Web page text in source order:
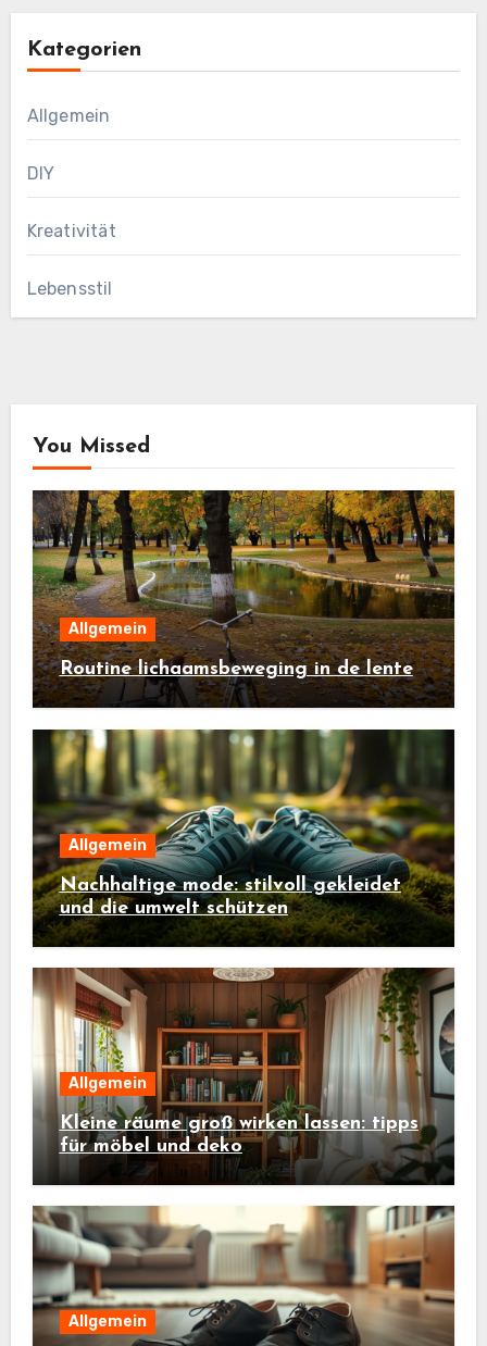
Kategorien
Allgemein
DIY
Kreativität
Lebensstil
You Missed
Allgemein
Routine lichaamsbeweging in de lente
Allgemein
Nachhaltige mode: stilvoll gekleidet
und die umwelt schützen
Allgemein
Kleine räume groß wirken lassen: tipps
für möbel und deko
Allgemein